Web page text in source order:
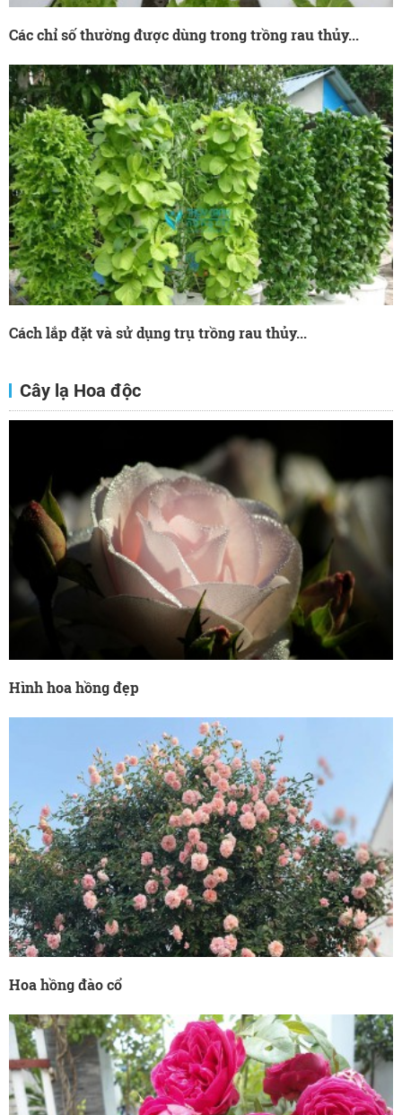
Các chỉ số thường được dùng trong trồng rau thủy...
Cách lắp đặt và sử dụng trụ trồng rau thủy...
Cây lạ Hoa độc
Hình hoa hồng đẹp
Hoa hồng đào cổ